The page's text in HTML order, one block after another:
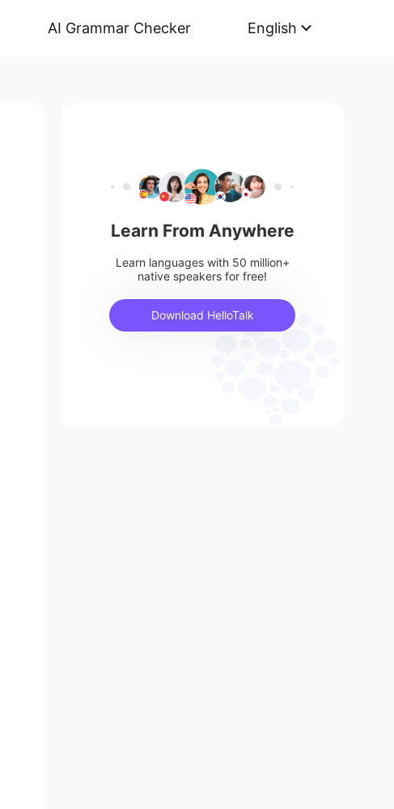
AI Grammar Checker English
Learn From Anywhere
Learn languages with 50 million+
native speakers for free!
Download HelloTalk